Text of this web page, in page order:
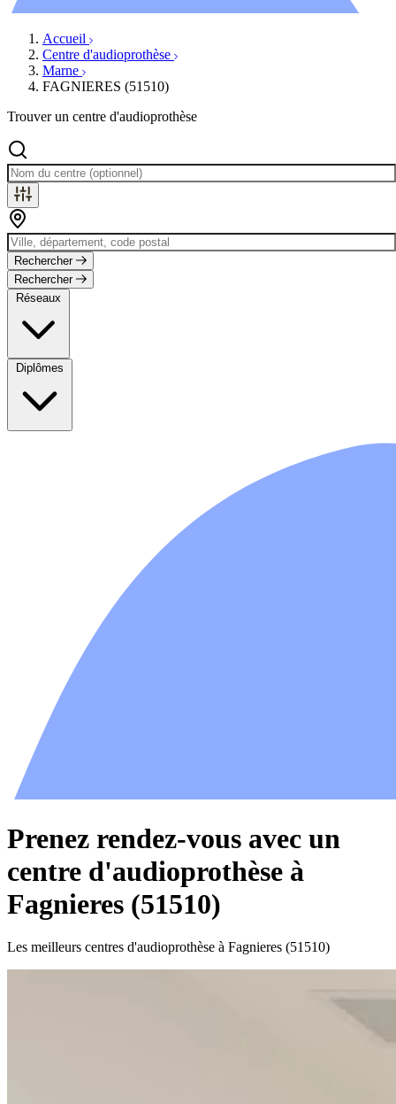
Accueil
Centre d'audioprothèse
Marne
FAGNIERES (51510)
Trouver un centre d'audioprothèse
Rechercher
Rechercher
Réseaux
Diplômes
Prenez rendez-vous avec un
centre d'audioprothèse à
Fagnieres (51510)
Les meilleurs centres d'audioprothèse à Fagnieres (51510)